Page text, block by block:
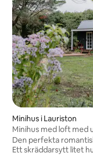
Minihus i Lauriston
Minihus med loft med
trädgårdar på landet
Den perfekta
Ett skräddarsytt litet